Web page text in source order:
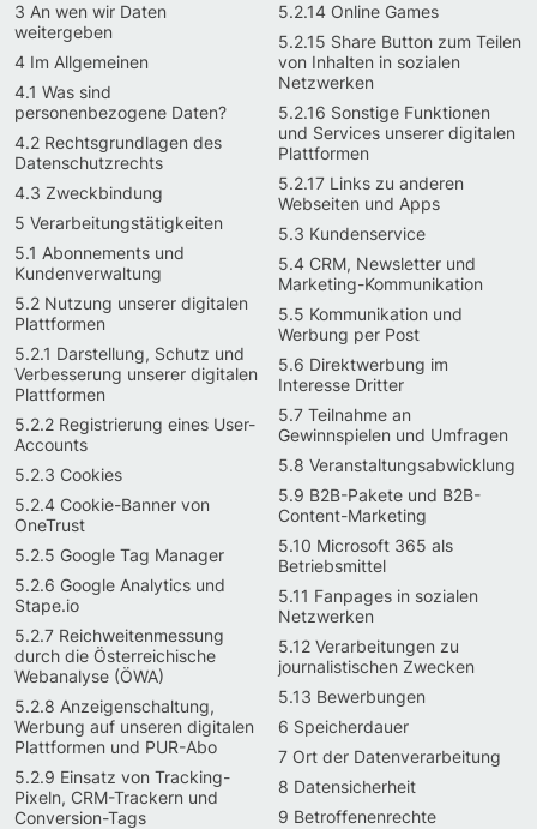
3 An wen wir Daten
weitergeben
4 Im Allgemeinen
4.1 Was sind
personenbezogene Daten?
4.2 Rechtsgrundlagen des
Datenschutzrechts
4.3 Zweckbindung
5 Verarbeitungstätigkeiten
5.1 Abonnements und
Kundenverwaltung
5.2 Nutzung unserer digitalen
Plattformen
5.2.1 Darstellung, Schutz und
Verbesserung unserer digitalen
Plattformen
5.2.2 Registrierung eines User-
Accounts
5.2.3 Cookies
5.2.4 Cookie-Banner von
OneTrust
5.2.5 Google Tag Manager
5.2.6 Google Analytics und
Stape.io
5.2.7 Reichweitenmessung
durch die Österreichische
Webanalyse (ÖWA)
5.2.8 Anzeigenschaltung,
Werbung auf unseren digitalen
Plattformen und PUR-Abo
5.2.9 Einsatz von Tracking-
Pixeln, CRM-Trackern und
Conversion-Tags
5.2.14 Online Games
5.2.15 Share Button zum Teilen
von Inhalten in sozialen
Netzwerken
5.2.16 Sonstige Funktionen
und Services unserer digitalen
Plattformen
5.2.17 Links zu anderen
Webseiten und Apps
5.3 Kundenservice
5.4 CRM, Newsletter und
Marketing-Kommunikation
5.5 Kommunikation und
Werbung per Post
5.6 Direktwerbung im
Interesse Dritter
5.7 Teilnahme an
Gewinnspielen und Umfragen
5.8 Veranstaltungsabwicklung
5.9 B2B-Pakete und B2B-
Content-Marketing
5.10 Microsoft 365 als
Betriebsmittel
5.11 Fanpages in sozialen
Netzwerken
5.12 Verarbeitungen zu
journalistischen Zwecken
5.13 Bewerbungen
6 Speicherdauer
7 Ort der Datenverarbeitung
8 Datensicherheit
9 Betroffenenrechte